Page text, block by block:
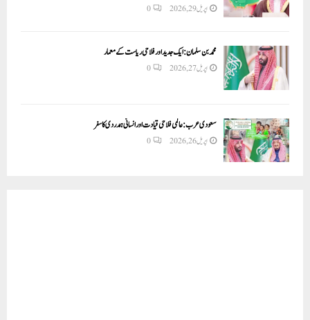
اپریل 29, 2026 0
محمد بن سلمان: ایک جدید اور فلاحی ریاست کے معمار
اپریل 27, 2026 0
سعودی عرب: عالمی فلاحی قیادت اور انسانی ہمدردی کا سفر
اپریل 26, 2026 0